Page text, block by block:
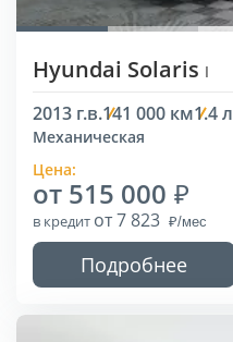
Hyundai Solaris I
2013 г.в.141 000 км1.4 л
Механическая
Цена:
от 515 000
в кредит от 7 823
Подробнее